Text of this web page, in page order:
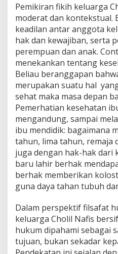
Pemikiran fikih keluarga
moderat dan kontekstual.
keadilan antar anggota
hak dan kewajiban, serta
perempuan dan anak.
menekankan tentang
Beliau beranggapan
merupakan suatu hal
sehat maka masa depan
Pemerhatian kesehatan
mengandung, sampai
ibu mendidik: bagaimana
tahun, lima tahun, remaja
juga dengan hak-hak dari
baru lahir berhak
berhak memberikan
guna daya tahan tubuh
Dalam perspektif filsafat
keluarga Cholil Nafis
hukum dipahami sebagai
tujuan, bukan sekadar